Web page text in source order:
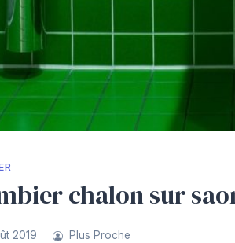
chalon sur
2019 Plus Proche